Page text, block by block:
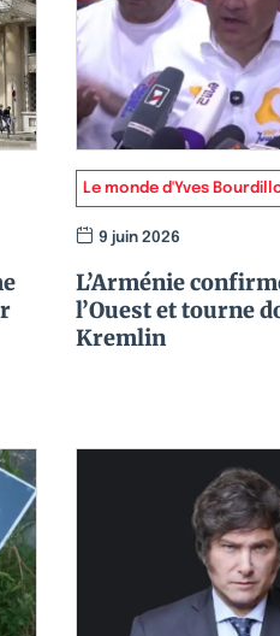
Le monde d'Yves
9 juin 2026
L’Arménie
l’Ouest et tourne
Kremlin